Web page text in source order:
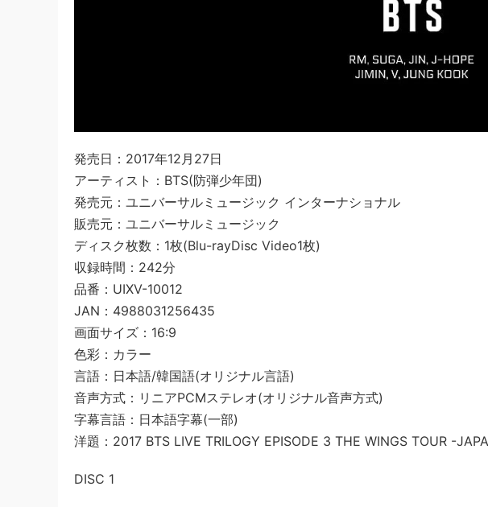
発売日：2017年12月27日
アーティスト：BTS(防弾少年団)
発売元：ユニバーサルミュージック インターナショナル
販売元：ユニバーサルミュージック
ディスク枚数：1枚(Blu-rayDisc Video1枚)
収録時間：242分
品番：UIXV-10012
JAN：4988031256435
画面サイズ：16:9
色彩：カラー
言語：日本語/韓国語(オリジナル言語)
音声方式：リニアPCMステレオ(オリジナル音声方式)
字幕言語：日本語字幕(一部)
洋題：2017 BTS LIVE TRILOGY EPISODE 3 THE WINGS TOUR -
DISC 1